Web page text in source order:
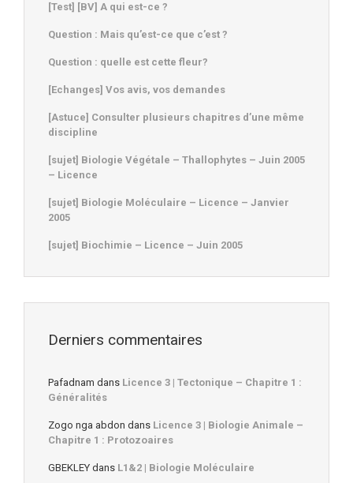
[Test] [BV] A qui est-ce ?
Question : Mais qu’est-ce que c’est ?
Question : quelle est cette fleur?
[Echanges] Vos avis, vos demandes
[Astuce] Consulter plusieurs chapitres d’une même
discipline
[sujet] Biologie Végétale – Thallophytes – Juin 2005
– Licence
[sujet] Biologie Moléculaire – Licence – Janvier
2005
[sujet] Biochimie – Licence – Juin 2005
Derniers commentaires
Pafadnam dans Licence 3 | Tectonique – Chapitre 1 :
Généralités
Zogo nga abdon dans Licence 3 | Biologie Animale –
Chapitre 1 : Protozoaires
GBEKLEY dans L1&2 | Biologie Moléculaire